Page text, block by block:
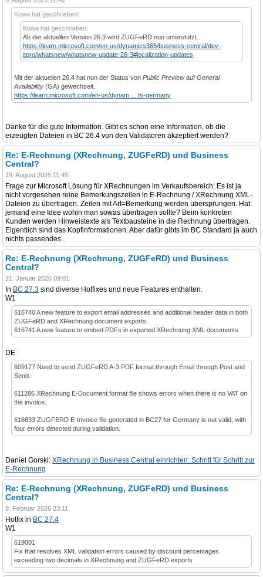
Kowa hat geschrieben:
Kowa hat geschrieben:
Ab der aktuellen Version 26.3 wird ZUGFeRD nun unterstützt.
https://learn.microsoft.com/en-us/dynamics365/business-central/dev-
itpro/whatsnew/whatsnew-update-26-3#localization-updates
Mit der aktuellen 26.4 hat nun der Status von Public Previewauf General
Availability (GA) gewechselt.
https://learn.microsoft.com/en-us/dynam ... ts-germany
Danke für die gute Information. Gibt es schon eine Information, ob die
erzeugten Dateien in BC 26.4 von den Validatoren akzeptiert werden?
Re: E-Rechnung (XRechnung, ZUGFeRD) und Business
Central?
19. August 2025 11:45
Frage zur Microsoft Lösung für XRechnungen im Verkaufsbereich: Es ist ja
nicht vorgesehen reine Bemerkungszeilen in E-Rechnung / XRechnung XML-
Dateien zu übertragen. Zeilen mit Art=Bemerkung werden übersprungen. Hat
jemand eine Idee wohin man sowas übertragen sollte? Beim konkreten
Kunden werden Hinweistexte als Textbausteine in die Rechnung übertragen.
Eigentlich sind das Kopfinformationen. Aber dafür gibts im BC Standard ja auch
nichts passendes.
Re: E-Rechnung (XRechnung, ZUGFeRD) und Business
Central?
21. Januar 2026 09:01
In BC 27.3 sind diverse Hotfixes und neue Features enthalten.
W1
616740 A new feature to export email addresses and additional header data in both
ZUGFeRD and XRechnung document exports.
616741 A new feature to embed PDFs in exported XRechnung XML documents.
DE
609177 Need to send ZUGFeRD A-3 PDF format through Email through Post and
Send.
611286 XRechnung E-Document format file shows errors when there is no VAT on
the invoice.
616833 ZUGFERD E-Invoice file generated in BC27 for Germany is not valid, with
four errors detected during validation.
Daniel Gorski: XRechnung in Business Central einrichten: Schritt für Schritt zur
E-Rechnung
Re: E-Rechnung (XRechnung, ZUGFeRD) und Business
Central?
9. Februar 2026 23:11
Hotfix in BC 27.4
W1
619001
Fix that resolves XML validation errors caused by discount percentages
exceeding two decimals in XRechnung and ZUGFeRD exports